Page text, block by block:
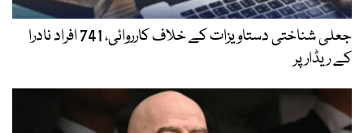
جعلی شناختی دستاویزات کے خلاف کارروائی، 741 افراد نادرا
کے ریڈار پر